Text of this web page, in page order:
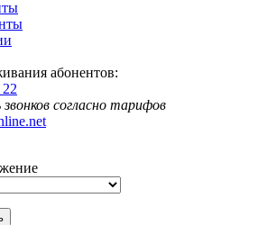
абонентов:
согласно тарифов